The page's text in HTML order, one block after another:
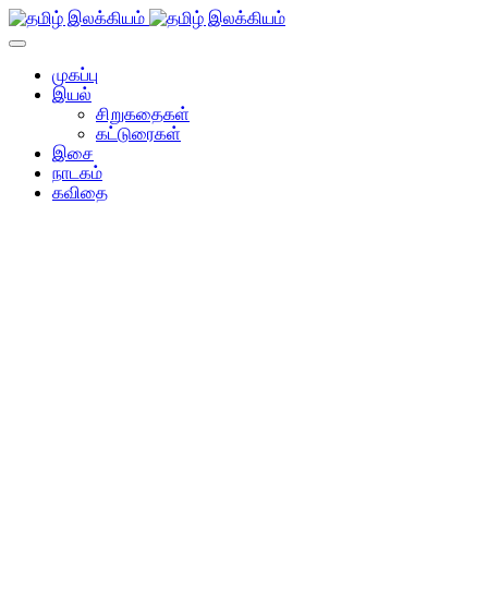
முகப்பு
இயல்
சிறுகதைகள்
கட்டுரைகள்
இசை
நாடகம்
கவிதை